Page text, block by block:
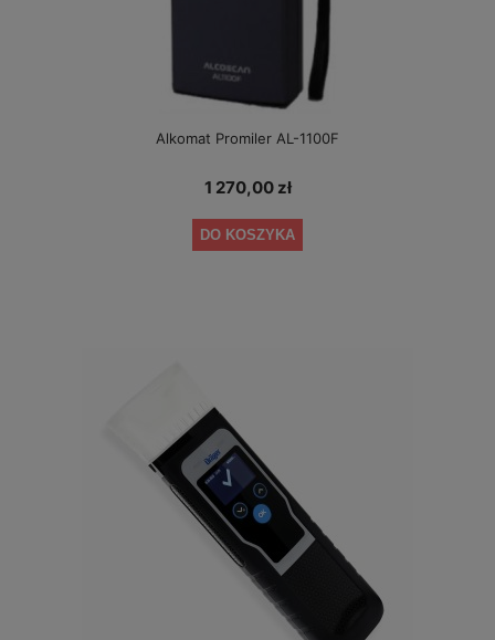
Alkomat Promiler AL-1100F
1 270,00 zł
DO KOSZYKA